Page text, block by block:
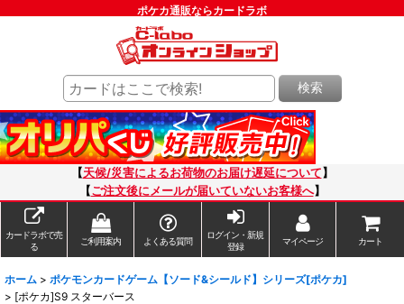
ポケカ通販ならカードラボ
検索
【天候/災害によるお荷物のお届け遅延について 】
【ご注文後にメールが届いていないお客様へ】
カードラボで売
る
ご利用案内 よくある質問
ログイン・新規
登録
マイページ カート
ホーム > ポケモンカードゲーム【ソード&シールド】シリーズ[ポケカ]
> [ポケカ]S9 スターバース